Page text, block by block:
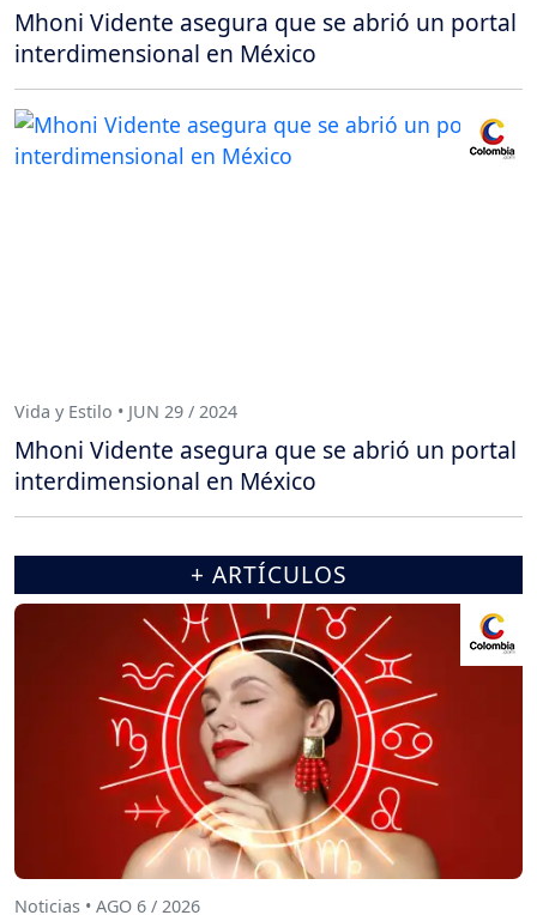
Mhoni Vidente asegura que se abrió un portal
interdimensional en México
Vida y Estilo • JUN 29 / 2024
Mhoni Vidente asegura que se abrió un portal
interdimensional en México
+ ARTÍCULOS
Noticias • AGO 6 / 2026